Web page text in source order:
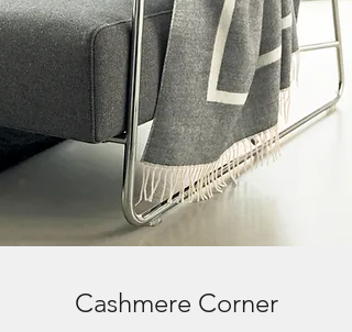
Cashmere Corner